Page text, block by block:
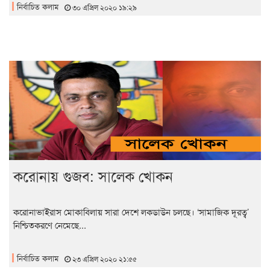
নির্বাচিত কলাম ৩০ এপ্রিল ২০২০ ১৯:২৯
করোনায় গুজব: সালেক খোকন
করোনাভাইরাস মোকাবিলায় সারা দেশে লকডাউন চলছে। ‘সামাজিক দূরত্ব’
নিশ্চিতকরণে নেমেছে...
নির্বাচিত কলাম ২৩ এপ্রিল ২০২০ ২১:৫৫